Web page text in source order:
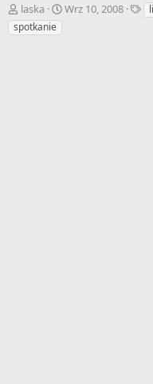
A
u
t
laska
D
Wrz 10, 2008
T
spotkanie